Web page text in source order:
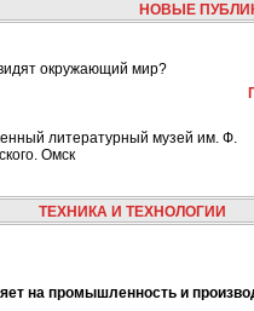
НОВЫЕ
окружающий мир?
литературный музей им. Ф.
Омск
ТЕХНИКА И ТЕХНОЛОГИИ
на промышленность и